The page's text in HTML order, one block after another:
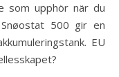
som upphör när du
500 gir en
EU